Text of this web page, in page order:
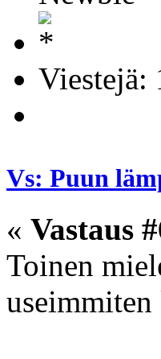
Viestejä:
Vs: Puun
« Vastaus
Toinen
useimmiten